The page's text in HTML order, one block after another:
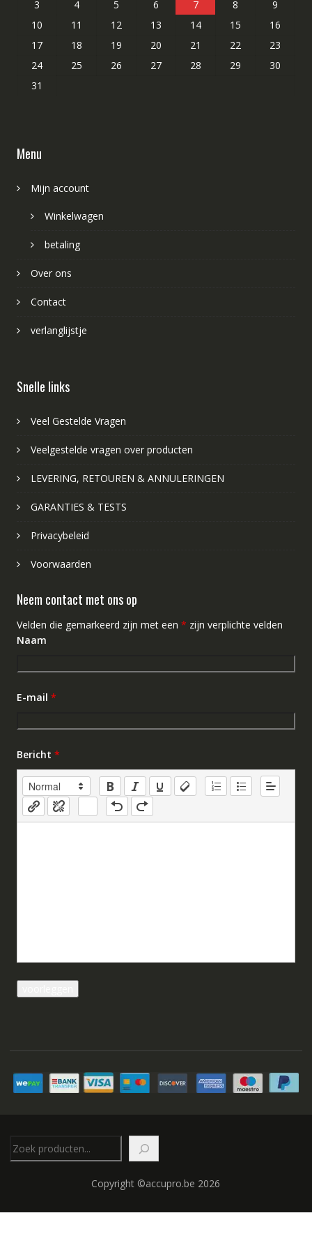
3
4 5 6 7 8
9
10
11 12 13 14 15
16
17
18 19 20 21 22
23
24
25 26 27 28 29
30
31
Menu
Mijn account
Winkelwagen
betaling
Over ons
Contact
verlanglijstje
Snelle links
Veel Gestelde Vragen
Veelgestelde vragen over producten
LEVERING, RETOUREN & ANNULERINGEN
GARANTIES & TESTS
Privacybeleid
Voorwaarden
Neem contact met ons op
Velden die gemarkeerd zijn met een * zijn verplichte velden
Naam
E-mail *
Bericht *
Copyright ©accupro.be 2026